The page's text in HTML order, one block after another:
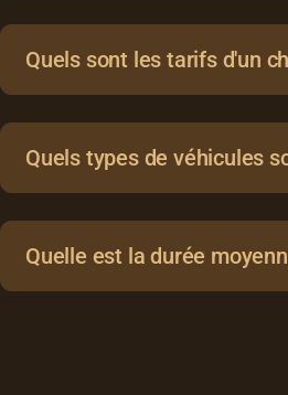
Quels sont les tarifs d'un
Quels types de véhicules
Quelle est la durée